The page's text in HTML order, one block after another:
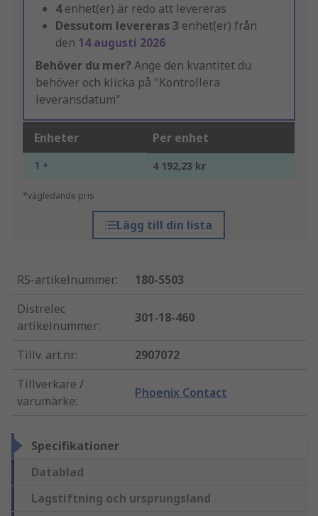
4enhet(er) är redo att levereras
Dessutom levereras 3 enhet(er) från
den 14 augusti 2026
Behöver du mer? Ange den kvantitet du
behöver och klicka på "Kontrollera
leveransdatum"
Enheter Per enhet
1 + 4 192,23 kr
*vägledande pris
Lägg till din lista
RS-artikelnummer:
180-5503
Distrelec
artikelnummer:
301-18-460
Tillv. art.nr:
2907072
Tillverkare /
varumärke:
Phoenix Contact
Specifikationer
Datablad
Lagstiftning och ursprungsland